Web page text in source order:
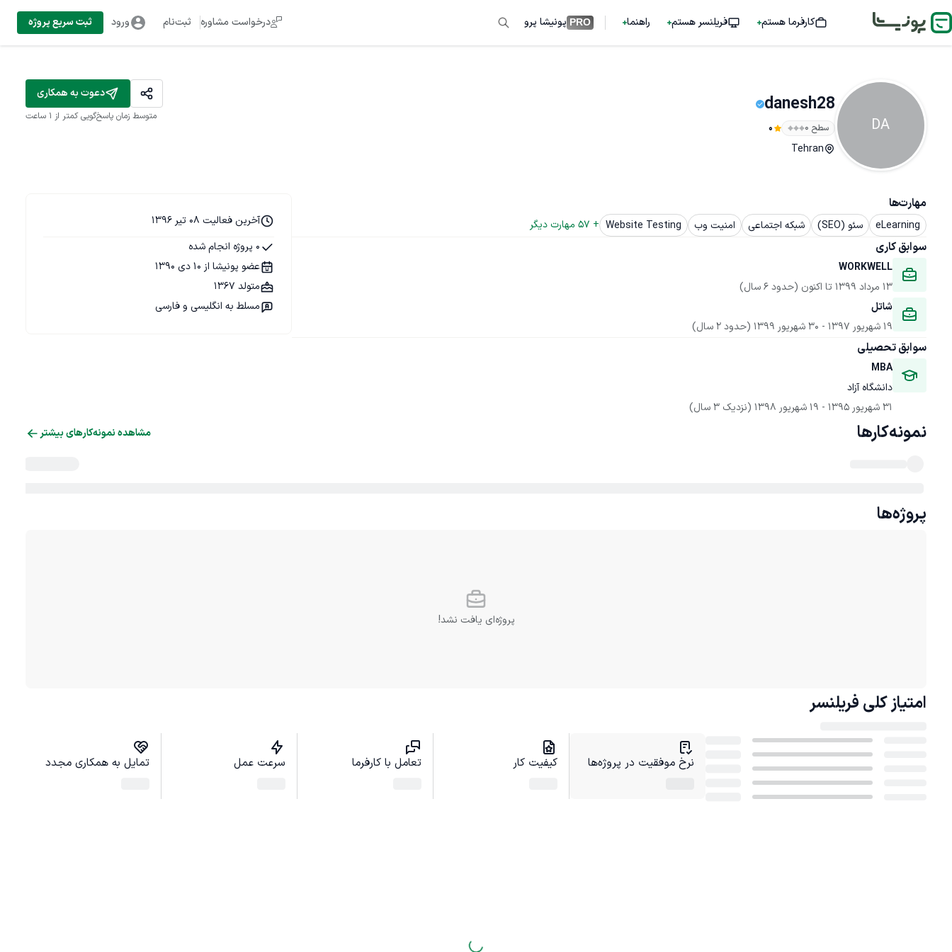
کارفرما هستم فریلنسر هستم راهنما PRO پونیشا پرو درخواست مشاوره ثبت‌نام ورود ثبت سریع پروژه
DA
danesh28
سطح ۰ 0
Tehran
دعوت به همکاری
متوسط زمان پاسخ‌گویی کمتر از 1 ساعت
مهارت‌ها
eLearning سئو (SEO) شبکه اجتماعی امنیت وب Website Testing
+
57 مهارت دیگر
سوابق کاری
WORKWELL
13 مرداد 1399
تا اکنون (حدود 6 سال)
شاتل
19 شهریور 1397
- 30 شهریور 1399 (حدود 2 سال)
سوابق تحصیلی
MBA
دانشگاه آزاد
31 شهریور 1395
- 19 شهریور 1398 (نزدیک 3 سال)
آخرین فعالیت 08 تیر 1396
0 پروژه انجام شده
عضو پونیشا از 10 دی 1390
متولد 1367
مسلط به انگلیسی و فارسی
نمونه‌کارها مشاهده نمونه‌کارهای بیشتر
پروژه‌ها
پروژه‌ای یافت نشد!
امتیاز کلی فریلنسر
نرخ موفقیت در پروژه‌ها کیفیت کار تعامل با کارفرما سرعت عمل تمایل به همکاری مجدد